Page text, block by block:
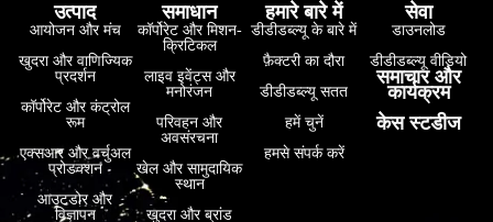
उत्पाद
आयोजन और मंच
खुदरा और वाणिज्यिक
प्रदर्शन
कॉर्पोरेट और कंट्रोल
रूम
एक्सआर और वर्चुअल
प्रोडक्शन
आउटडोर और
विज्ञापन
समाधान
कॉर्पोरेट और मिशन-
क्रिटिकल
लाइव इवेंट्स और
मनोरंजन
परिवहन और
अवसंरचना
खेल और सामुदायिक
स्थान
खुदरा और ब्रांड
हमारे बारे में
डीडीडब्ल्यू के बारे में
फ़ैक्टरी का दौरा
डीडीडब्ल्यू सतत
हमें चुनें
हमसे संपर्क करें
सेवा
डाउनलोड
डीडीडब्ल्यू वीडियो
समाचार और
कार्यक्रम
केस स्टडीज